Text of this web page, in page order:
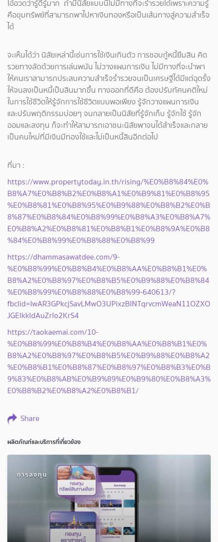
โอ้อวดว่ารู้ดีรู้มาก ถ้ามีนิสัยแบบนี้ไม่มีทางที่จะร่ำรวยได้เพราะความรู้
คือขุมทรัพย์ที่สามารถพาไปหาเงินทองหรือเป็นเส้นทางสู่ความสำเร็จ
ได้
จะเห็นได้ว่า นิสัยเหล่านี้เช่นการใช้เงินเกินตัว การชอบกู้หนี้ยืมสิน คิด
รวยทางลัดด้วยการเล่นพนัน ไม่วางแผนการเงิน ไม่มีทางที่จะนำพา
ให้คนเราสามารถประสบความสำเร็จร่ำรวยจนเป็นเศรษฐีได้มีแต่ฉุดรั้ง
ให้จนลงเป็นหนี้เป็นสินมากขึ้น ทางออกที่ดีคือ ต้องปรับทัศนคติใหม่
ในการใช้ชีวิตให้รู้จักการใช้ชีวิตแบบพอเพียง รู้จักวางแผนการเงิน
และปรับพฤติกรรมบ่อยๆ จนกลายเป็นนิสัยที่รู้จักเก็บ รู้จักใช้ รู้จัก
ออมและลงทุน ก็จะทำให้สามารถเอาชนะนิสัยพาจนได้สำเร็จและกลาย
เป็นคนใหม่ที่มีเงินมีทองใช้และไม่เป็นหนี้สินอีกต่อไป
ที่มา :
https://www.propertytoday.in.th/rising/%E0%B8%84%E0%
B8%A7%E0%B8%B2%E0%B8%A1%E0%B9%81%E0%B8%95
%E0%B8%81%E0%B8%95%E0%B9%88%E0%B8%B2%E0%B
8%87%E0%B8%84%E0%B8%99%E0%B8%A3%E0%B8%A7%
E0%B8%A2%E0%B8%81%E0%B8%B1%E0%B8%9A%E0%B8
%84%E0%B8%99%E0%B8%88%E0%B8%99
https://dhammasawatdee.com/9-
%E0%B8%99%E0%B8%B4%E0%B8%AA%E0%B8%B1%E0%
B8%A2%E0%B8%97%E0%B8%B5%E0%B9%88%E0%B8%84
%E0%B8%99%E0%B8%88%E0%B8%99-640613/?
fbclid=IwAR3GPkcjSavLMwO3UPixzBINTqrvcmWeaN11OZXO
JGElkkldAuZrlo2KrS4
https://taokaemai.com/10-
%E0%B8%99%E0%B8%B4%E0%B8%AA%E0%B8%B1%E0%
B8%A2%E0%B8%97%E0%B8%B5%E0%B9%88%E0%B8%A2
%E0%B8%B1%E0%B8%87%E0%B8%97%E0%B8%B3%E0%B
9%83%E0%B8%AB%E0%B9%89%E0%B9%80%E0%B8%A3%
E0%B8%B2%E0%B8%A2%E0%B8%B1/
Share
ผลิตภัณฑ์และบริการที่เกี่ยวข้อง
การลงทุน